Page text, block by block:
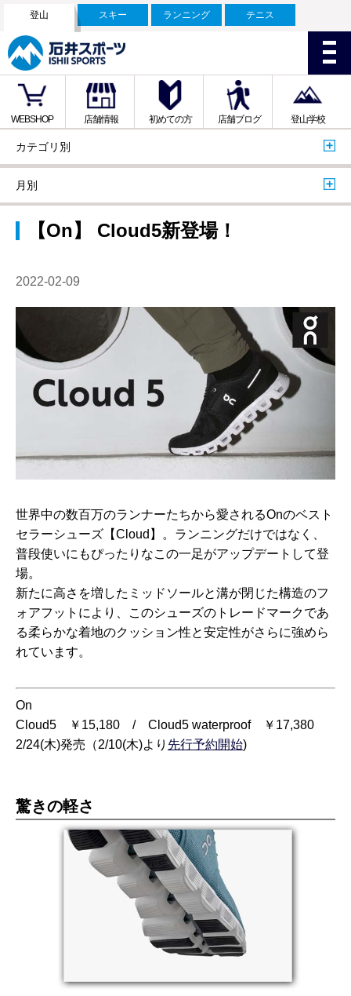
登山 スキー ランニング テニス
WEBSHOP 店舗情報 初めての方 店舗ブログ 登山学校
カテゴリ別
月別
【On】 Cloud5新登場！
2022-02-09
世界中の数百万のランナーたちから愛されるOnのベスト
セラーシューズ【Cloud】。ランニングだけではなく、
普段使いにもぴったりなこの一足がアップデートして登
場。
新たに高さを増したミッドソールと溝が閉じた構造のフ
ォアフットにより、このシューズのトレードマークであ
る柔らかな着地のクッション性と安定性がさらに強めら
れています。
On
Cloud5 ￥15,180 / Cloud5 waterproof ￥17,380
2/24(木)発売（2/10(木)より 先行予約開始)
驚きの軽さ